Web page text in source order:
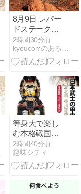
8月9日 レパー
ドステークス
（GⅢ）予想
2時間30分前
等身大で楽し
む本格戦国武
将の甲冑コス
プレ
2時間40分前
趣味シティ